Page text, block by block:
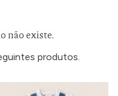
não existe.
produtos.